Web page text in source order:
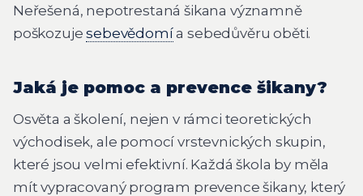
Neřešená, nepotrestaná šikana významně
poškozujesebevědomía sebedůvěru oběti.
Jaká je pomoc a prevence šikany?
Osvěta a školení, nejen v rámci teoretických
východisek, ale pomocí vrstevnických skupin,
které jsou velmi efektivní. Každá škola by měla
mít vypracovaný program prevence šikany, který